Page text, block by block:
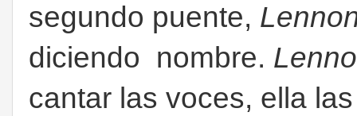
segundo puente,
diciendo nombre.
cantar las voces, ella